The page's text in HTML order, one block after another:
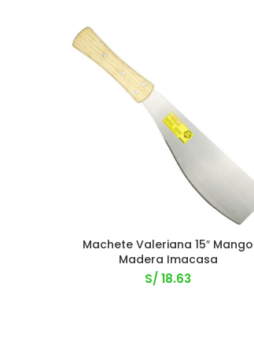
Machete Valeriana 15″ Mango
Madera Imacasa
S/18.63